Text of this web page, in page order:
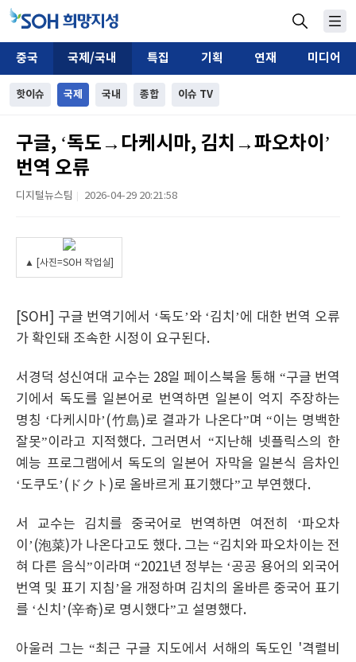
중국 국제/국내 특집 기획 연재 미디어
핫이슈 국제 국내 종합 이슈 TV
구글, ‘독도→다케시마, 김치→파오차이’
번역 오류
디지털뉴스팀 2026-04-29 20:21:58
▲ [사진=SOH 작업실]
[SOH] 구글 번역기에서 ‘독도’와 ‘김치’에 대한 번역 오류
가 확인돼 조속한 시정이 요구된다.
서경덕 성신여대 교수는 28일 페이스북을 통해 “구글 번역
기에서 독도를 일본어로 번역하면 일본이 억지 주장하는
명칭 ‘다케시마’(竹島)로 결과가 나온다”며 “이는 명백한
잘못”이라고 지적했다. 그러면서 “지난해 넷플릭스의 한
예능 프로그램에서 독도의 일본어 자막을 일본식 음차인
‘도쿠도’(ドクト)로 올바르게 표기했다”고 부연했다.
서 교수는 김치를 중국어로 번역하면 여전히 ‘파오차
이’(泡菜)가 나온다고도 했다. 그는 “김치와 파오차이는 전
혀 다른 음식”이라며 “2021년 정부는 ‘공공 용어의 외국어
번역 및 표기 지침’을 개정하며 김치의 올바른 중국어 표기
를 ‘신치’(辛奇)로 명시했다”고 설명했다.
아울러 그는 “최근 구글 지도에서 서해의 독도인 '격렬비